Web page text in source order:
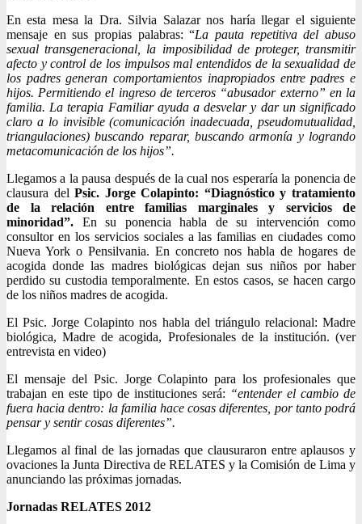
En esta mesa la Dra. Silvia Salazar nos haría llegar el siguiente
mensaje en sus propias palabras: “La pauta repetitiva del abuso
sexual transgeneracional, la imposibilidad de proteger, transmitir
afecto y control de los impulsos mal entendidos de la sexualidad de
los padres generan comportamientos inapropiados entre padres e
hijos. Permitiendo el ingreso de terceros “abusador externo” en la
familia. La terapia Familiar ayuda a desvelar y dar un significado
claro a lo invisible (comunicación inadecuada, pseudomutualidad,
triangulaciones) buscando reparar, buscando armonía y logrando
metacomunicación de los hijos”.
Llegamos a la pausa después de la cual nos esperaría la ponencia de
clausura delPsic. Jorge Colapinto: “Diagnóstico y tratamiento
de la relación entre familias marginales y servicios de
minoridad”. En su ponencia habla de su intervención como
consultor en los servicios sociales a las familias en ciudades como
Nueva York o Pensilvania. En concreto nos habla de hogares de
acogida donde las madres biológicas dejan sus niños por haber
perdido su custodia temporalmente. En estos casos, se hacen cargo
de los niños madres de acogida.
El Psic. Jorge Colapinto nos habla del triángulo relacional: Madre
biológica, Madre de acogida, Profesionales de la institución. (ver
entrevista en video)
El mensaje del Psic. Jorge Colapinto para los profesionales que
trabajan en este tipo de instituciones será: “entender el cambio de
fuera hacia dentro: la familia hace cosas diferentes, por tanto podrá
pensar y sentir cosas diferentes”.
Llegamos al final de las jornadas que clausuraron entre aplausos y
ovaciones la Junta Directiva de RELATES y la Comisión de Lima y
anunciando las próximas jornadas.
Jornadas RELATES 2012